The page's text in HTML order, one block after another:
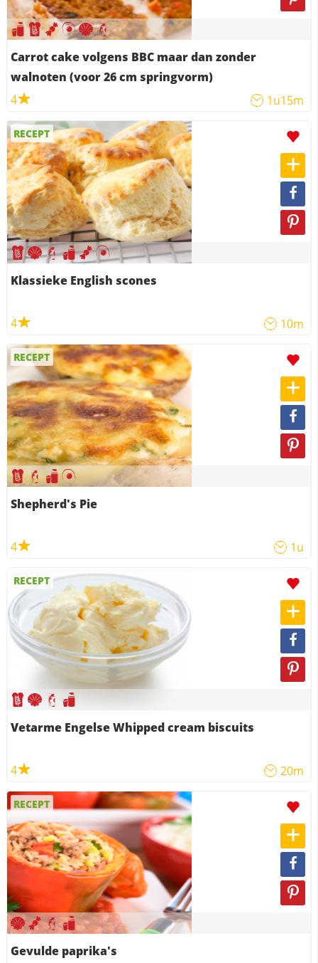
Carrot cake volgens BBC maar dan zonder
walnoten (voor 26 cm springvorm)
4
1u15m
RECEPT
Klassieke English scones
4 10m
RECEPT
Shepherd's Pie
4 1u
RECEPT
Vetarme Engelse Whipped cream biscuits
4 20m
RECEPT
Gevulde paprika's